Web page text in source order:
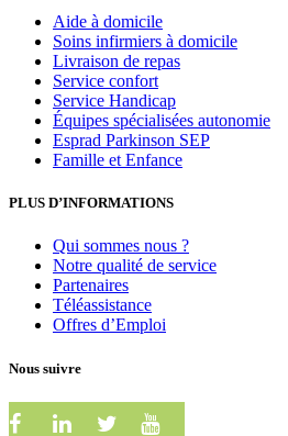
Aide à domicile
Soins infirmiers à domicile
Livraison de repas
Service confort
Service Handicap
Équipes spécialisées autonomie
Esprad Parkinson SEP
Famille et Enfance
PLUS D’INFORMATIONS
Qui sommes nous ?
Notre qualité de service
Partenaires
Téléassistance
Offres d’Emploi
Nous suivre